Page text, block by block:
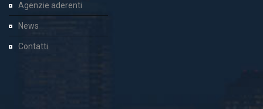
Agenzie aderenti
News
Contatti